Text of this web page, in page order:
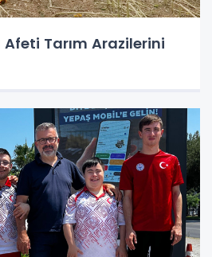
Tarım Arazilerini